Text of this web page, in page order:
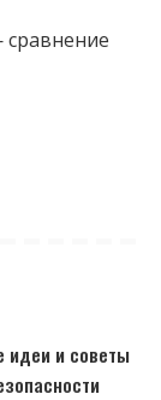
идеи и советы